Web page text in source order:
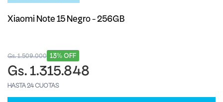
Xiaomi Note 15 Negro - 256GB
13% OFF
Gs. 1.509.000
Gs. 1.315.848
HASTA 24 CUOTAS